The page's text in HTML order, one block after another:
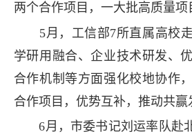
两个合作项目，一大批高质量项
5月，工信部7所直属高校走
学研用融合、企业技术研发、
合作机制等方面强化校地协作
合作项目，优势互补，推动共赢
6月，市委书记刘运率队赴